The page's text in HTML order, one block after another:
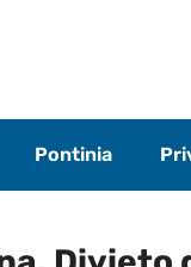
Pontinia